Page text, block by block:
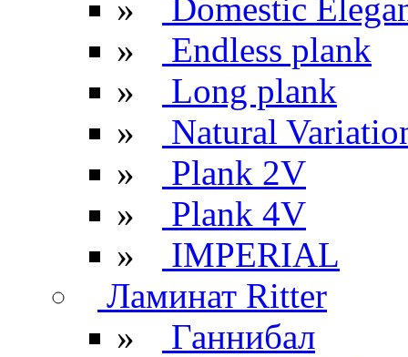
»
Domestic
»
Endless plank
»
Long plank
»
Natural
»
Plank 2V
»
Plank 4V
»
IMPERIAL
Ламинат Ritter
»
Ганнибал